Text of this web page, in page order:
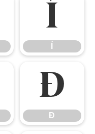
Í
Ð
Ð